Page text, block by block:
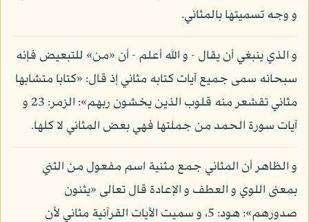
و وجه تسميتها بالمثاني.
و الذي ينبغي أن يقال - و الله أعلم - أن «من» للتبعيض فإنه
سبحانه سمى جميع آيات كتابه مثاني إذ قال: «كتابا متشابها
مثاني تقشعر منه قلوب الذين يخشون ربهم»: الزمر: 23 و
آيات سورة الحمد من جملتها فهي بعض المثاني لا كلها.
و الظاهر أن المثاني جمع مثنية اسم مفعول من الثني
بمعنى اللوي و العطف و الإعادة قال تعالى «يثنون
صدورهم»: هود: 5، و سميت الآيات القرآنية مثاني لأن